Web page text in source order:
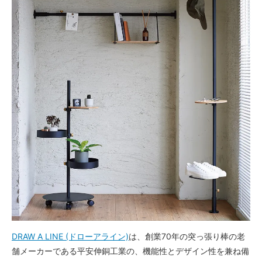
DRAW A LINE (ドローアライン)は、創業70年の突っ張り棒の老
舗メーカーである平安伸銅工業の、機能性とデザイン性を兼ね備